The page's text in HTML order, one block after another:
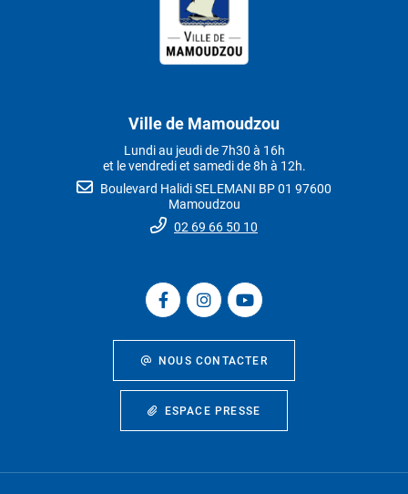
Ville de Mamoudzou
Lundi au jeudi de 7h30 à 16h
et le vendredi et samedi de 8h à 12h.
Boulevard Halidi SELEMANI BP 01 97600
Mamoudzou
02 69 66 50 10
NOUS CONTACTER
ESPACE PRESSE